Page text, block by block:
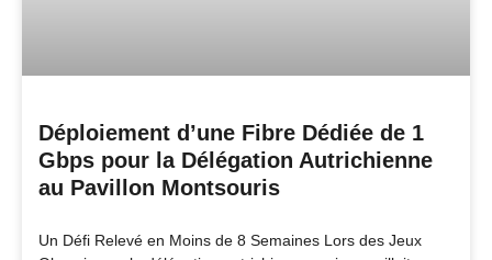
Déploiement d’une Fibre Dédiée de 1
Gbps pour la Délégation Autrichienne
au Pavillon Montsouris
Un Défi Relevé en Moins de 8 Semaines Lors des Jeux